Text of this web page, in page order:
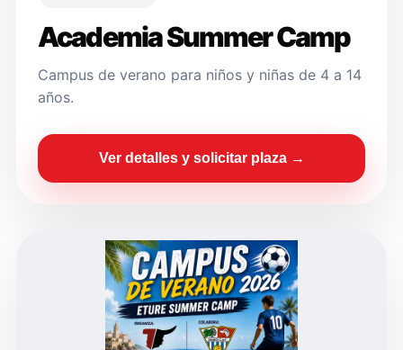
Academia Summer Camp
Campus de verano para niños y niñas de 4 a 14
años.
Ver detalles y solicitar plaza →